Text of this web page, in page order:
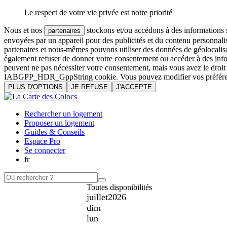
Le respect de votre vie privée est notre priorité
Nous et nos partenaires
stockons et/ou accédons à des
envoyées par un appareil pour des publicités et du contenu
partenaires et nous-mêmes pouvons utiliser des données de
également refuser de donner votre consentement ou accéder à des
peuvent ne pas nécessiter votre consentement, mais vous avez le
IABGPP_HDR_GppString cookie. Vous pouvez modifier vos
PLUS D'OPTIONS JE REFUSE J'ACCEPTE
Rechercher un logement
Proposer un logement
Guides & Conseils
Espace Pro
Se connecter
fr
Toutes disponibilités
juillet2026
dim
lun